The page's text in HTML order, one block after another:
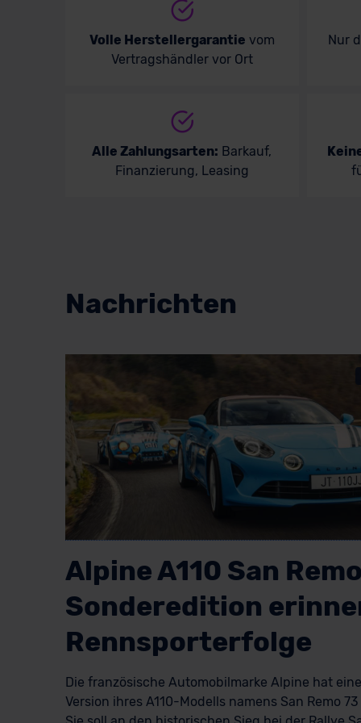
Volle Herstellergarantie vom
Vertragshändler vor Ort
Nur
Alle Zahlungsarten: Barkauf,
Finanzierung, Leasing
Nachrichten
Alpine A110 San
Sonderedition
Rennsporterfolge
Die französische Automobilmarke Alpine hat
Version ihres A110-Modells namens San Remo